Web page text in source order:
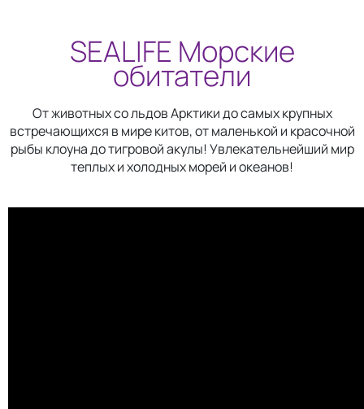
SEALIFE Морские
обитатели
От животных со льдов Арктики до самых крупных
встречающихся в мире китов, от маленькой и красочной
рыбы клоуна до тигровой акулы! Увлекательнейший мир
теплых и холодных морей и океанов!